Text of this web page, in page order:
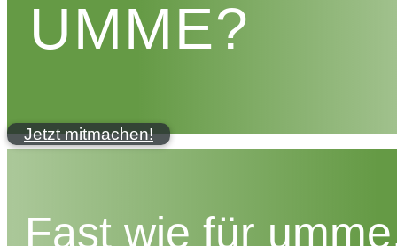
UMME?
Jetzt mitmachen!
Fast wie für